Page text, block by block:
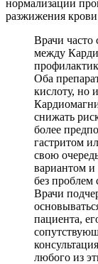
Врачи часто
между
Оба
кислоту, но
снижать
более
гастритом
свою
вариантом
без
Врачи
пациента,
любого из